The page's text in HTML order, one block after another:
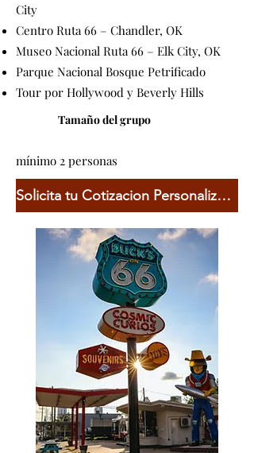
City
Centro Ruta 66 – Chandler, OK
Museo Nacional Ruta 66 – Elk City, OK
Parque Nacional Bosque Petrificado
Tour por Hollywood y Beverly Hills
Tamaño del grupo
mínimo 2 personas
Solicita tu Cotizacion Personalizada